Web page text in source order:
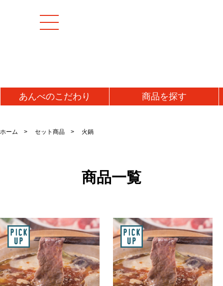
あんべのこだわり 商品を探す
[特集商品]
初回お試し
ラムモモ肉
ラムカタ肉
ラムカタロース肉
ラム特選ロース肉
ラムチョップ
マトンロース肉(解凍)
豚肉
豚ホルモン
ラム
やみ
ジン
アロ
手前
ホーム セット商品 火鍋
商品一覧